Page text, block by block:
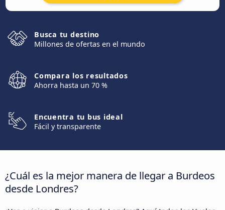
Busca tu destino
Millones de ofertas en el mundo
Compara los resultados
Ahorra hasta un 70 %
Encuentra tu bus ideal
Fácil y transparente
¿Cuál es la mejor manera de llegar a Burdeos
desde Londres?